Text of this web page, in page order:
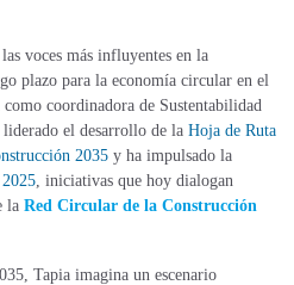
voces más influyentes en la
plazo para la economía circular en el
coordinadora de Sustentabilidad
el desarrollo de la Hoja de Ruta
2035 y ha impulsado la
, iniciativas que hoy dialogan
la Red Circular de la Construcción
Tapia imagina un escenario